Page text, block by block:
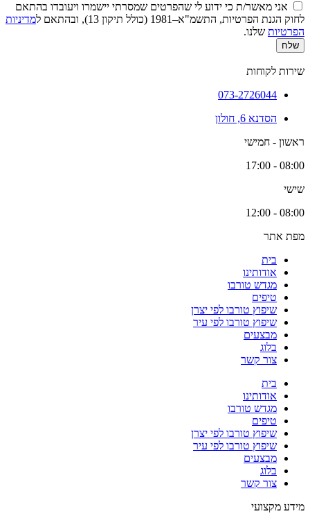
אני מאשר/ת כי ידוע לי שהפרטים שמסרתי יישמרו ויעובדו בהתאם
לחוק הגנת הפרטיות, התשמ"א–1981 (כולל תיקון 13), ובהתאם ל
מדיניות
הפרטיות שלנו.
שלח
שירות לקוחות
073-2726044
הסדנא 6, חולון
ראשון - חמישי
08:00 - 17:00
שישי
08:00 - 12:00
מפת אתר
בית
אודותינו
מגדש טורבו
טיפים
שיפוץ טורבו לפי יצרן
שיפוץ טורבו לפי עיר
מבצעים
בלוג
צור קשר
בית
אודותינו
מגדש טורבו
טיפים
שיפוץ טורבו לפי יצרן
שיפוץ טורבו לפי עיר
מבצעים
בלוג
צור קשר
מידע מקצועי